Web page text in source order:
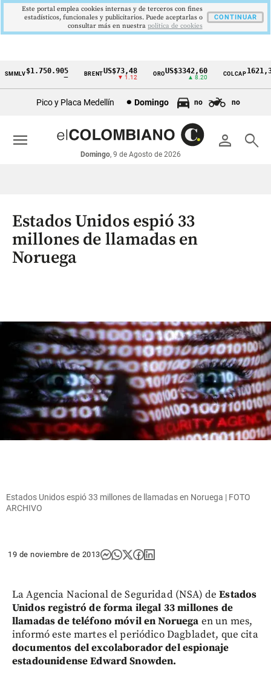
Cintillo
económicos
Colombia
$1.750.905 BRENTUS$73,48
▼ 1.12
OROUS$3342,60
▲ 8.20
COLCAP
Pico y Placa Medellín Domingo no no
person search
Domingo, 9 de Agosto de 2026
menu
Estados Unidos espió 33
millones de llamadas en
Noruega
Estados Unidos espió 33 millones de llamadas en Noruega | FOTO
ARCHIVO
19 de noviembre de 2013
La Agencia Nacional de Seguridad (NSA) deEstados
Unidos registró de forma ilegal 33 millones de
llamadas de teléfono móvil en Noruega en un mes,
informó este martes el periódico Dagbladet, que cita
documentos del excolaborador del espionaje
estadounidense Edward Snowden.
Este portal emplea cookies internas y de terceros con fines
estadísticos, funcionales y publicitarios. Puede aceptarlas o
consultar más en nuestra politica de cookies
CONTINUAR